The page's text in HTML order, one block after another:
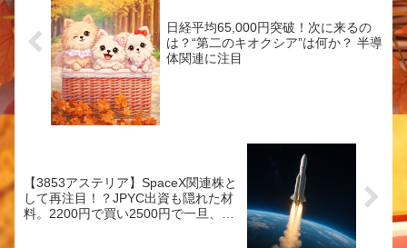
日経平均65,000円突破！次に来るの
は？“第二のキオクシア”は何か？ 半導
体関連に注目
【3853アステリア】SpaceX関連株と
して再注目！？JPYC出資も隠れた材
料。2200円で買い2500円で一旦、売